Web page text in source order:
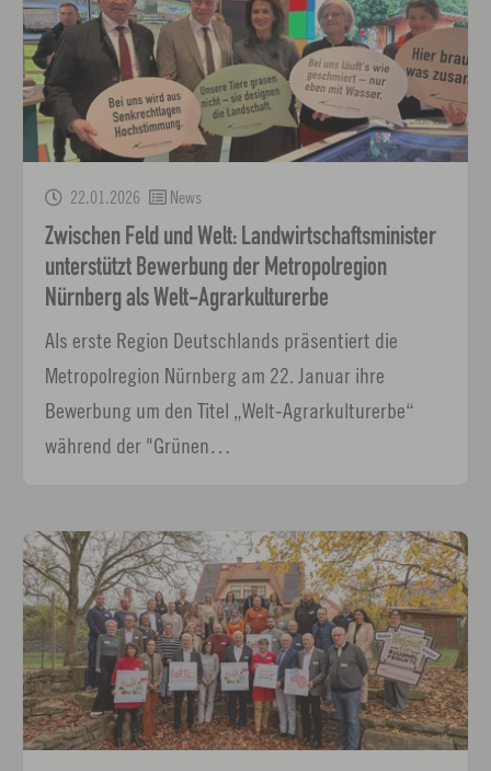
22.01.2026 News
Zwischen Feld und Welt: Landwirtschaftsminister
unterstützt Bewerbung der Metropolregion
Nürnberg als Welt-Agrarkulturerbe
Als erste Region Deutschlands präsentiert die
Metropolregion Nürnberg am 22. Januar ihre
Bewerbung um den Titel „Welt-Agrarkulturerbe“
während der "Grünen…